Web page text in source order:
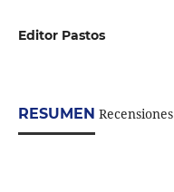
Editor Pastos
RESUMEN Recensiones